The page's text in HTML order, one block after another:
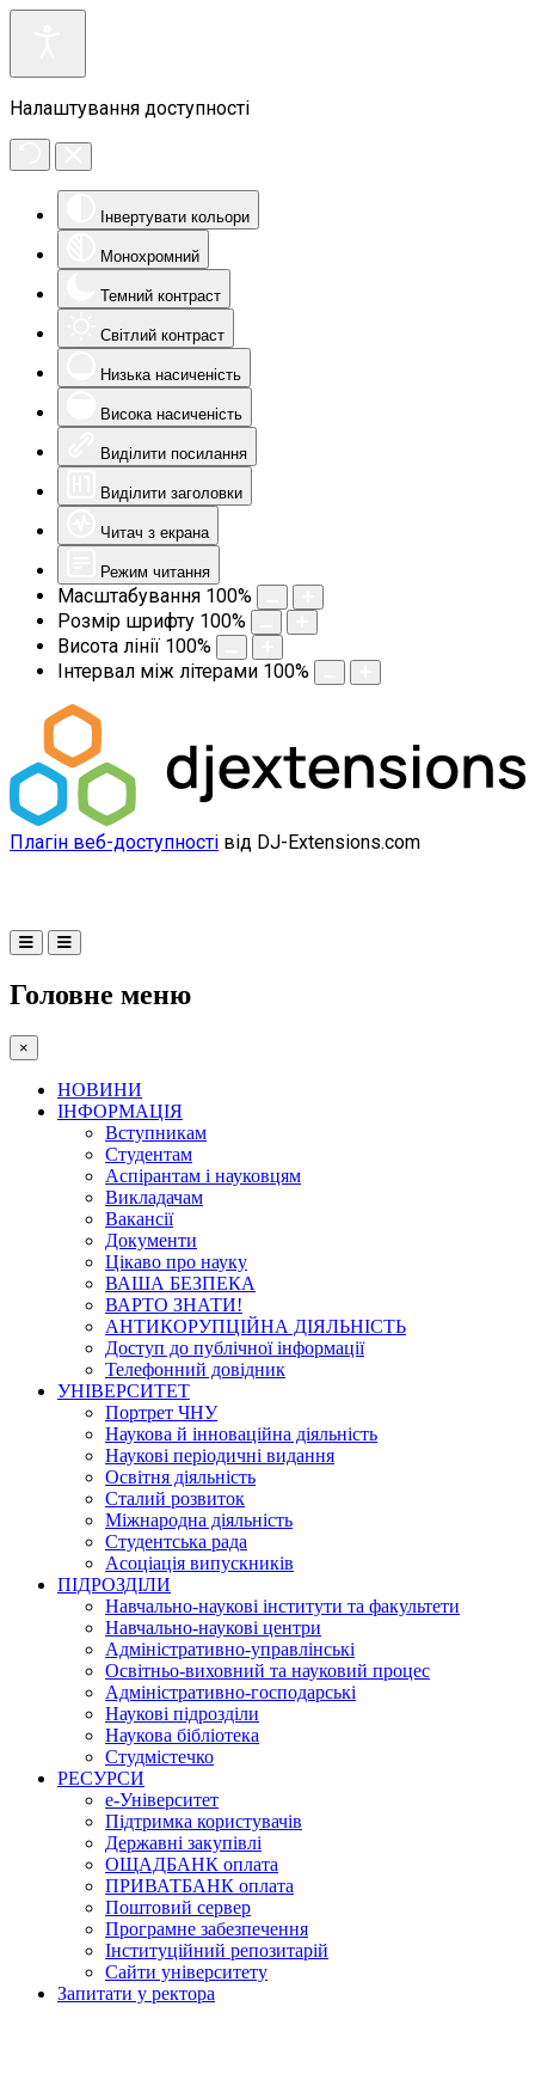
Налаштування доступності
Інвертувати кольори
Монохромний
Темний контраст
Світлий контраст
Низька насиченість
Висока насиченість
Виділити посилання
Виділити заголовки
Читач з екрана
Режим читання
Масштабування 100%
Розмір шрифту 100%
Висота лінії 100%
Інтервал між літерами 100%
Плагін веб-доступності від DJ-Extensions.com
Головне меню
×
НОВИНИ
ІНФОРМАЦІЯ
Вступникам
Студентам
Аспірантам і науковцям
Викладачам
Вакансії
Документи
Цікаво про науку
ВАША БЕЗПЕКА
ВАРТО ЗНАТИ!
АНТИКОРУПЦІЙНА ДІЯЛЬНІСТЬ
Доступ до публічної інформації
Телефонний довідник
УНІВЕРСИТЕТ
Портрет ЧНУ
Наукова й інноваційна діяльність
Наукові періодичні видання
Освітня діяльність
Сталий розвиток
Міжнародна діяльність
Студентська рада
Асоціація випускників
ПІДРОЗДІЛИ
Навчально-наукові інститути та факультети
Навчально-наукові центри
Адміністративно-управлінські
Освітньо-виховний та науковий процес
Адміністративно-господарські
Наукові підрозділи
Наукова бібліотека
Студмістечко
РЕСУРСИ
е-Університет
Підтримка користувачів
Державні закупівлі
ОЩАДБАНК оплата
ПРИВАТБАНК оплата
Поштовий сервер
Програмне забезпечення
Інституційний репозитарій
Сайти університету
Запитати у ректора